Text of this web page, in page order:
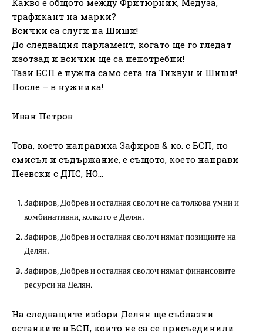
трафикант на марки?
Всички са слуги на Шиши!
До следващия парламент, когато ще го гледат
изотзад и всички ще са непотребни!
Тази БСП е нужна само сега на Тиквун и Шиши!
После – в нужника!
Иван Петров
Това, което направиха Зафиров & ко. с БСП, по
смисъл и съдържание, е същото, което направи
Пеевски с ДПС, НО…
Зафиров, Добрев и осталная сволоч не са толкова умни и
комбинативни, колкото е Делян.
Зафиров, Добрев и осталная сволоч нямат позициите на
Делян.
Зафиров, Добрев и осталная сволоч нямат финансовите
ресурси на Делян.
На следващите избори Делян ще съблазни
останките в БСП, които не са се присъединили